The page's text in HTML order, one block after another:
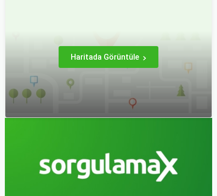
Haritada Görüntüle